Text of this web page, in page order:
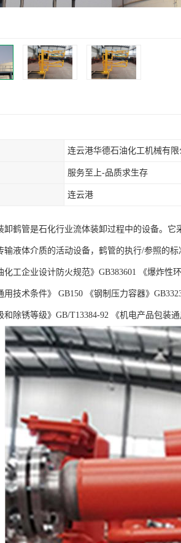
连云港华德石油化工机械有限
服务至上-品质求生存
连云港
卸鹤管是石化行业流体装卸过程中的设备。它
输液体介质的活动设备，鹤管的执行/参照的
化工企业设计防火规范》GB383601 《爆炸性
用技术条件》 GB150 《钢制压力容器》
和除锈等级》GB/T13384-92 《机电产品包装通